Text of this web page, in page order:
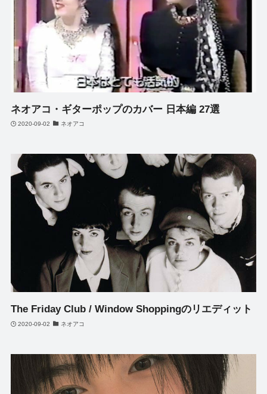
ネオアコ・ギターポップのカバー 日本編 27選
2020-09-02 ネオアコ
The Friday Club / Window Shoppingのリエディット
2020-09-02 ネオアコ